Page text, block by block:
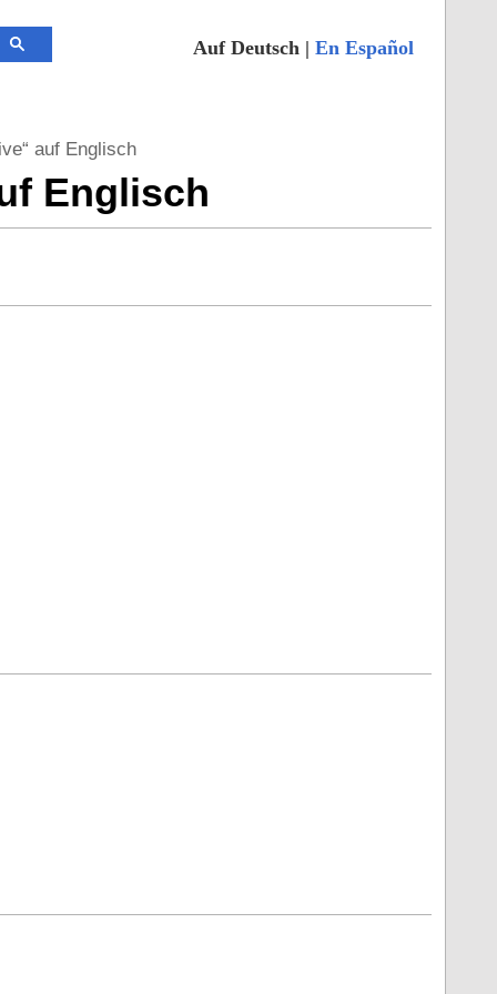
Auf Deutsch | En Español
auf Englisch
Englisch